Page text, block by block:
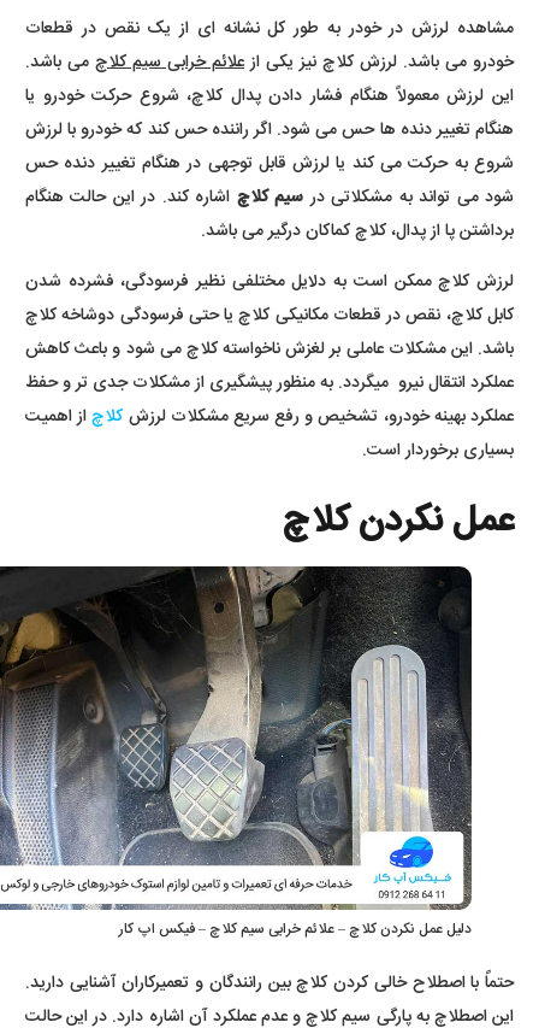
مشاهده لرزش در خودر به طور کل نشانه ای از یک نقص در قطعات
خودرو می باشد. لرزش کلاچ نیز یکی ازعلائم خرابی سیم کلاچ می باشد.
این لرزش معمولاً هنگام فشار دادن پدال کلاچ، شروع حرکت خودرو یا
هنگام تغییر دنده ها حس می شود. اگر راننده حس کند که خودرو با لرزش
شروع به حرکت می کند یا لرزش قابل توجهی در هنگام تغییر دنده حس
شود می تواند به مشکلاتی در سیم کلاچ اشاره کند. در این حالت هنگام
برداشتن پا از پدال، کلاچ کماکان درگیر می باشد.
لرزش کلاچ ممکن است به دلایل مختلفی نظیر فرسودگی، فشرده شدن
کابل کلاچ، نقص در قطعات مکانیکی کلاچ یا حتی فرسودگی دوشاخه کلاچ
باشد. این مشکلات عاملی بر لغزش ناخواسته کلاچ می شود و باعث کاهش
عملکرد انتقال نیرو میگردد. به منظور پیشگیری از مشکلات جدی تر و حفظ
عملکرد بهینه خودرو، تشخیص و رفع سریع مشکلات لرزش کلاچاز اهمیت
بسیاری برخوردار است.
عمل نکردن کلاچ
دلیل عمل نکردن کلاچ – علائم خرابی سیم کلاچ – فیکس اپ کار
حتماً با اصطلاح خالی کردن کلاچ بین رانندگان و تعمیرکاران آشنایی دارید.
این اصطلاچ به پارگی سیم کلاچ و عدم عملکرد آن اشاره دارد. در این حالت